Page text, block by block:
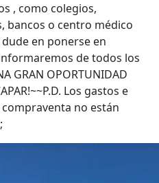
, como colegios,
bancos o centro médico
en ponerse en
de todos los
GRAN OPORTUNIDAD
Los gastos e
no están